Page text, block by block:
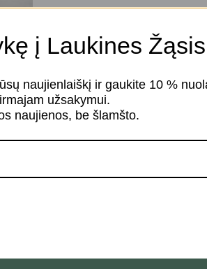
produktai
į Laukines
naujienlaiškį ir gaukite 10 %
užsakymui.
naujienos, be šlamšto.